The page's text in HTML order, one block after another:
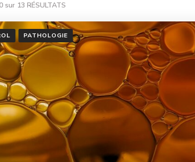
13 RÉSULTATS
PATHOLOGIE